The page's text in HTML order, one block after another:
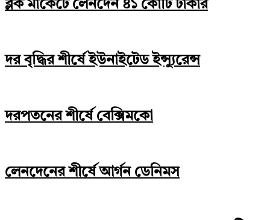
ব্লক মার্কেটে লেনদেন ৪১ কোটি টাকার
দর বৃদ্ধির শীর্ষে ইউনাইটেড ইন্স্যুরেন্স
দরপতনের শীর্ষে বেক্সিমকো
লেনদেনের শীর্ষে আর্গন ডেনিমস